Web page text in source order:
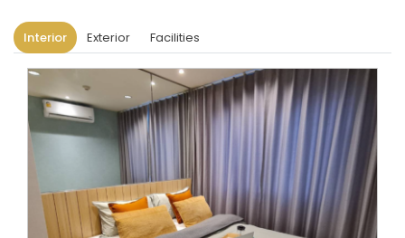
Interior Exterior Facilities